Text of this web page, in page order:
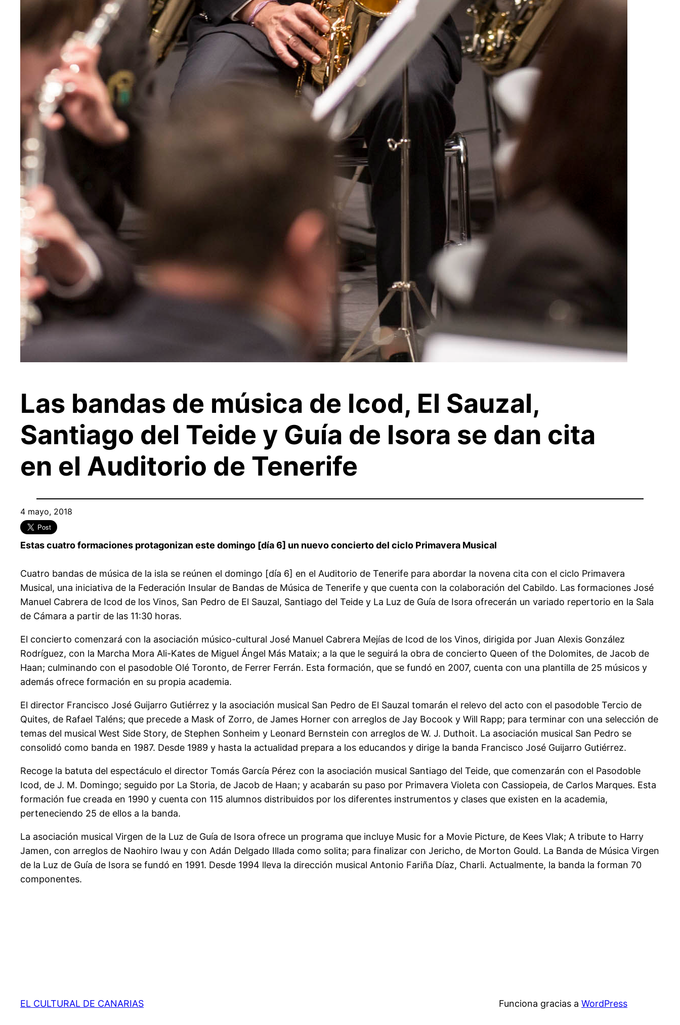
Las bandas de música de Icod, El Sauzal,
Santiago del Teide y Guía de Isora se dan cita
en el Auditorio de Tenerife
4 mayo, 2018
Estas cuatro formaciones protagonizan este domingo [día 6] un nuevo concierto del ciclo Primavera Musical
Cuatro bandas de música de la isla se reúnen el domingo [día 6] en el Auditorio de Tenerife para abordar la novena cita con el ciclo Primavera
Musical, una iniciativa de la Federación Insular de Bandas de Música de Tenerife y que cuenta con la colaboración del Cabildo. Las formaciones José
Manuel Cabrera de Icod de los Vinos, San Pedro de El Sauzal, Santiago del Teide y La Luz de Guía de Isora ofrecerán un variado repertorio en la Sala
de Cámara a partir de las 11:30 horas.
El concierto comenzará con la asociación músico-cultural José Manuel Cabrera Mejías de Icod de los Vinos, dirigida por Juan Alexis González
Rodríguez, con la Marcha Mora Ali-Kates de Miguel Ángel Más Mataix; a la que le seguirá la obra de concierto Queen of the Dolomites, de Jacob de
Haan; culminando con el pasodoble Olé Toronto, de Ferrer Ferrán. Esta formación, que se fundó en 2007, cuenta con una plantilla de 25 músicos y
además ofrece formación en su propia academia.
El director Francisco José Guijarro Gutiérrez y la asociación musical San Pedro de El Sauzal tomarán el relevo del acto con el pasodoble Tercio de
Quites, de Rafael Taléns; que precede a Mask of Zorro, de James Horner con arreglos de Jay Bocook y Will Rapp; para terminar con una selección de
temas del musical West Side Story, de Stephen Sonheim y Leonard Bernstein con arreglos de W. J. Duthoit. La asociación musical San Pedro se
consolidó como banda en 1987. Desde 1989 y hasta la actualidad prepara a los educandos y dirige la banda Francisco José Guijarro Gutiérrez.
Recoge la batuta del espectáculo el director Tomás García Pérez con la asociación musical Santiago del Teide, que comenzarán con el Pasodoble
Icod, de J. M. Domingo; seguido por La Storia, de Jacob de Haan; y acabarán su paso por Primavera Violeta con Cassiopeia, de Carlos Marques. Esta
formación fue creada en 1990 y cuenta con 115 alumnos distribuidos por los diferentes instrumentos y clases que existen en la academia,
perteneciendo 25 de ellos a la banda.
La asociación musical Virgen de la Luz de Guía de Isora ofrece un programa que incluye Music for a Movie Picture, de Kees Vlak; A tribute to Harry
Jamen, con arreglos de Naohiro Iwau y con Adán Delgado Illada como solita; para finalizar con Jericho, de Morton Gould. La Banda de Música Virgen
de la Luz de Guía de Isora se fundó en 1991. Desde 1994 lleva la dirección musical Antonio Fariña Díaz, Charli. Actualmente, la banda la forman 70
componentes.
EL CULTURAL DE CANARIAS Funciona gracias a WordPress